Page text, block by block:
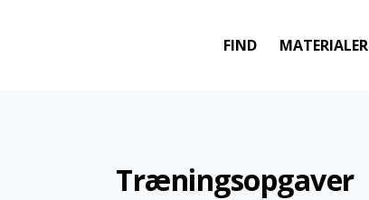
FIND MATERIALER
Træningsopgaver